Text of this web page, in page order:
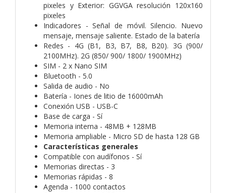
pixeles y Exterior: GGVGA resolución 120x160
pixeles
Indicadores - Señal de móvil. Silencio. Nuevo
mensaje, mensaje saliente. Estado de la batería
Redes - 4G (B1, B3, B7, B8, B20). 3G (900/
2100MHz). 2G (850/ 900/ 1800/ 1900MHz)
SIM - 2 x Nano SIM
Bluetooth - 5.0
Salida de audio - No
Batería - Iones de litio de 16000mAh
Conexión USB - USB-C
Base de carga - Sí
Memoria interna - 48MB + 128MB
Memoria ampliable - Micro SD de hasta 128 GB
Características generales
Compatible con audífonos - Sí
Memorias directas - 3
Memorias rápidas - 8
Agenda - 1000 contactos